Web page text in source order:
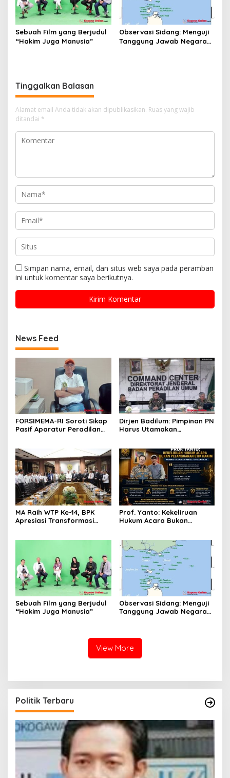
Sebuah Film yang Berjudul
“Hakim Juga Manusia”
Observasi Sidang: Menguji
Tanggung Jawab Negara
Tinggalkan Balasan
Alamat email Anda tidak akan dipublikasikan. Ruas yang wajib
ditandai *
Simpan nama, email, dan situs web saya pada peramban
ini untuk komentar saya berikutnya.
News Feed
FORSIMEMA-RI Soroti Sikap
Pasif Aparatur Peradilan
Citra Lembaga
Dirjen Badilum: Pimpinan PN
Harus Utamakan
MA Raih WTP Ke-14, BPK
Apresiasi Transformasi
Prof. Yanto: Kekeliruan
Hukum Acara Bukan
Upaya Hukum
Sebuah Film yang Berjudul
“Hakim Juga Manusia”
Observasi Sidang: Menguji
Tanggung Jawab Negara
View More
Politik Terbaru